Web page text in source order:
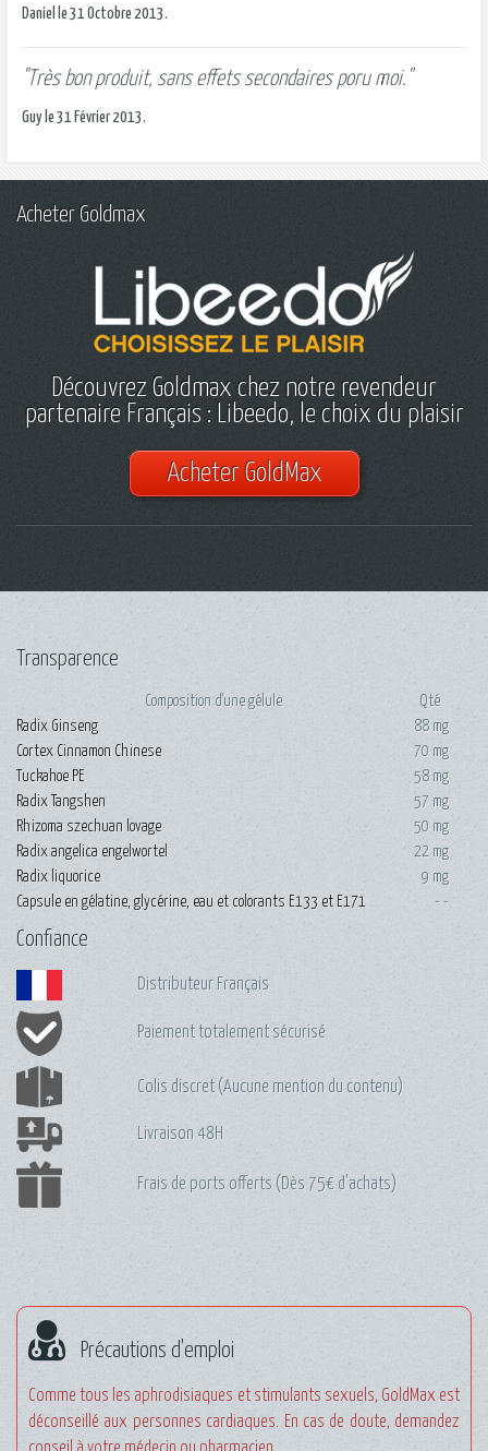
Daniel le 31 Octobre 2013.
"Très bon produit, sans effets secondaires poru moi."
Guy le 31 Février 2013.
Acheter Goldmax
Découvrez Goldmax chez notre revendeur
partenaire Français : Libeedo, le choix du plaisir
Acheter GoldMax
Transparence
Composition d'une gélule
Qté
Radix Ginseng
88 mg
Cortex Cinnamon Chinese
70 mg
Tuckahoe PE
58 mg
Radix Tangshen
57 mg
Rhizoma szechuan lovage
50 mg
Radix angelica engelwortel
22 mg
Radix liquorice
9 mg
Capsule en gélatine, glycérine, eau et colorants E133 et E171
- -
Confiance
Distributeur Français
Paiement totalement sécurisé
Colis discret (Aucune mention du contenu)
Livraison 48H
Frais de ports offerts (Dès 75€ d'achats)
Précautions d'emploi
Comme tous les aphrodisiaques et stimulants sexuels, GoldMax est
déconseillé aux personnes cardiaques . En cas de doute, demandez
conseil à votre médecin ou pharmacien.